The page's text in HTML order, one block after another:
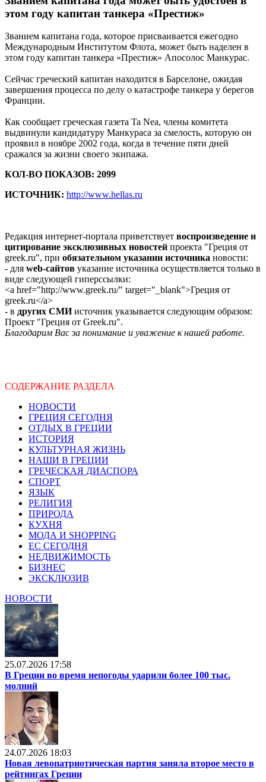
этом году капитан танкера «Престиж»
Званием капитана года, которое присваивается ежегодно
Международным Институтом Флота, может быть наделен в
этом году капитан танкера «Престиж» Апосолос Манкурас.
Сейчас греческий капитан находится в Барселоне, ожидая
завершения процесса по делу о катастрофе танкера у берегов
Франции.
Как сообщает греческая газета Ta Nea, члены комитета
выдвинули кандидатуру Манкураса за смелость, которую он
проявил в ноябре 2002 года, когда в течение пяти дней
сражался за жизни своего экипажа.
КОЛ-ВО ПОКАЗОВ: 2099
ИСТОЧНИК: http://www.hellas.ru
Редакция интернет-портала приветствует воспроизведение и
цитирование эксклюзивных новостей проекта "Греция от
greek.ru", при обязательном указании источника новости:
- для web-сайтов указание источника осуществляется только в
виде следующей гиперссылки:
<a href="http://www.greek.ru/" target="_blank">Греция от
greek.ru</a>
- в других СМИисточник указывается следующим образом:
Проект "Греция от Greek.ru".
Благодарим Вас за понимание и уважение к нашей работе.
СОДЕРЖАНИЕ РАЗДЕЛА
НОВОСТИ
ГРЕЦИЯ СЕГОДНЯ
ОТДЫХ В ГРЕЦИИ
ИСТОРИЯ
КУЛЬТУРНАЯ ЖИЗНЬ
НАШИ В ГРЕЦИИ
ГРЕЧЕСКАЯ ДИАСПОРА
СПОРТ
ЯЗЫК
РЕЛИГИЯ
ПРИРОДА
КУХНЯ
МОДА И SHOPPING
ЕС СЕГОДНЯ
НЕДВИЖИМОСТЬ
БИЗНЕС
ЭКСКЛЮЗИВ
НОВОСТИ
25.07.2026 17:58
В Греции во время непогоды ударили более 100 тыс.
молний
24.07.2026 18:03
Новая левопатриотическая партия заняла второе место в
рейтингах Греции